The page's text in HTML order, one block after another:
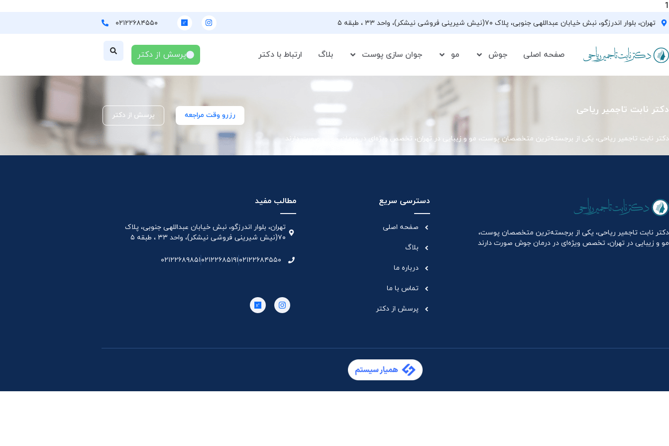
1
تهران، بلوار اندرزگو، نبش خیابان عبداللهی جنوبی، پلاک ۷۰(نیش شیرینی فروشی نیشکر)، واحد ۳۳ ، طبقه ۵ ۰۲۱۲۲۶۸۴۵۵۰
صفحه اصلی جوش مو جوان سازی پوست بلاگ ارتباط با دکتر پرسش از دکتر
دکتر نابت تاجمیر ریاحی
دکتر نابت تاجمیر ریاحی، یکی از برجسته‌ترین متخصصان پوست، مو و زیبایی در تهران، تخصص ویژه‌ای در درمان جوش صورت دارند
رزرو وقت مراجعه پرسش از دکتر
دکتر نابت تاجمیر ریاحی، یکی از برجسته‌ترین متخصصان پوست،
مو و زیبایی در تهران، تخصص ویژه‌ای در درمان جوش صورت دارند
دسترسی سریع
صفحه اصلی
بلاگ
درباره ما
تماس با ما
پرسش از دکتر
مطالب مفید
تهران، بلوار اندرزگو، نبش خیابان عبداللهی جنوبی، پلاک
۷۰(نیش شیرینی فروشی نیشکر)، واحد ۳۳ ، طبقه ۵
۰۲۱۲۲۶۸۴۵۵۰۰۲۱۲۲۶۸۵۱۹۱۰۲۱۲۲۶۸۹۸۵۱